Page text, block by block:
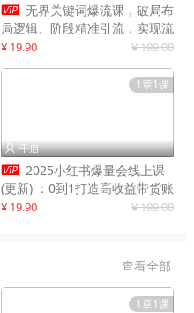
 无界关键词爆流课，破局布
局逻辑、阶段精准引流，实现流
量翻倍，店铺业绩增长50%+
¥ 19.90 ¥ 199.00
1章1课
 千启
 2025小红书爆量会线上课
(更新) ：0到1打造高收益带货账
号，靠小红书带货年入100w？
¥ 19.90 ¥ 199.00
查看全部
1章1课